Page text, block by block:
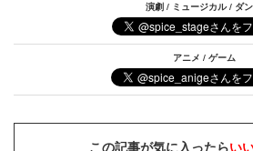
演劇 / ミュージカル / ダ
アニメ / ゲーム
この記事が気に入ったらい